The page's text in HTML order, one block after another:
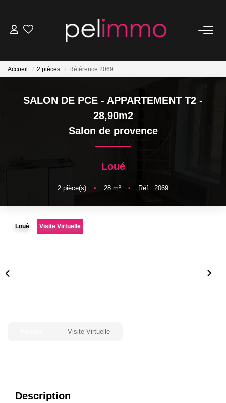
ESTIMATION
Accueil 2 pièces Référence 2069
SALON DE PCE - APPARTEMENT T2 -
28,90m2
Salon de provence
Loué
2 pièce(s) • 28 m² • Réf : 2069
Loué Visite Virtuelle
Visite Virtuelle
Description